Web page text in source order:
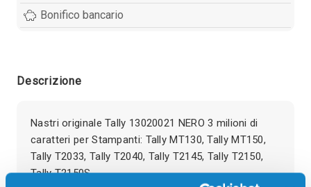
Bonifico bancario
Descrizione
Nastri originale Tally 13020021 NERO 3 milioni di
caratteri per Stampanti: Tally MT130, Tally MT150,
Tally T2033, Tally T2040, Tally T2145, Tally T2150,
Tally T2150S